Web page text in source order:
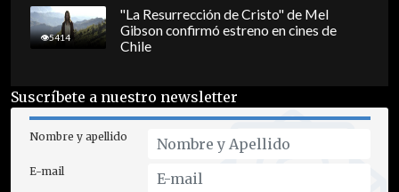
5414
"La Resurrección de Cristo" de Mel
Gibson confirmó estreno en cines de
Chile
Suscríbete a nuestro newsletter
Nombre y apellido
E-mail